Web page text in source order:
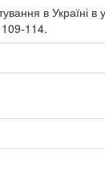
в Україні в
114.